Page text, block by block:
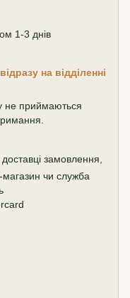
1-3 днів
на відділенні
не приймаються
замовлення,
магазин чи служба